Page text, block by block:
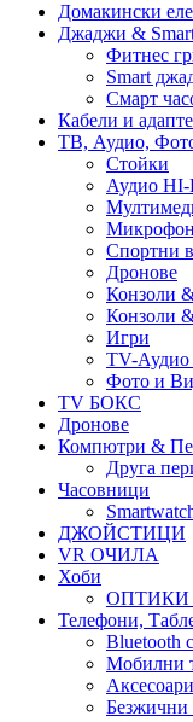
Домакински
Джаджи &
Фитнес
Smart
Смарт
Кабели и
ТВ, Аудио,
Стойки
Аудио HI-
Спортни
Дронове
Конзоли
Конзоли
Игри
TV-Аудио
Фото и
TV БОКС
Дронове
Компютри &
Друга
Часовници
ДЖОЙСТИЦИ
VR ОЧИЛА
Хоби
ОПТИКИ
Телефони,
Bluetooth
Мобилни
Безжични